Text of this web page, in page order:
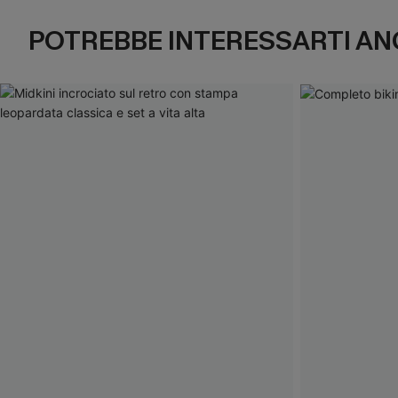
POTREBBE INTERESSARTI